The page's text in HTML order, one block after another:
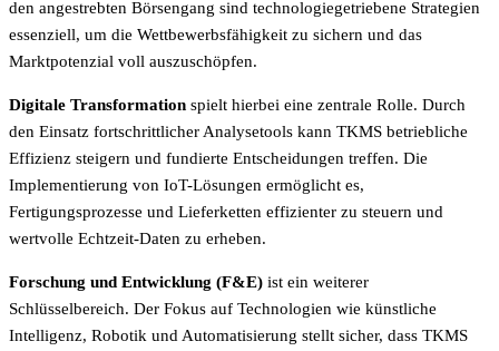
den angestrebten Börsengang sind technologiegetriebene Strategien
essenziell, um die Wettbewerbsfähigkeit zu sichern und das
Marktpotenzial voll auszuschöpfen.
Digitale Transformation spielt hierbei eine zentrale Rolle. Durch
den Einsatz fortschrittlicher Analysetools kann TKMS betriebliche
Effizienz steigern und fundierte Entscheidungen treffen. Die
Implementierung von IoT-Lösungen ermöglicht es,
Fertigungsprozesse und Lieferketten effizienter zu steuern und
wertvolle Echtzeit-Daten zu erheben.
Forschung und Entwicklung (F&E) ist ein weiterer
Schlüsselbereich. Der Fokus auf Technologien wie künstliche
Intelligenz, Robotik und Automatisierung stellt sicher, dass TKMS